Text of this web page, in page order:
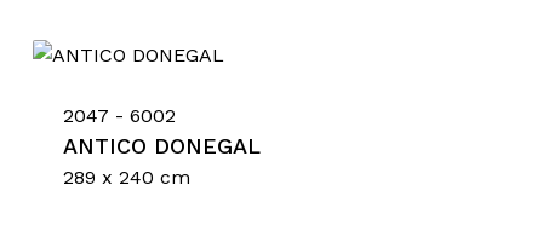
2047 - 6002
ANTICO DONEGAL
289 x 240 cm